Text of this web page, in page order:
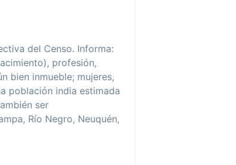
del Censo. Informa:
profesión,
bien inmueble; mujeres,
población india estimada
ser
Río Negro, Neuquén,